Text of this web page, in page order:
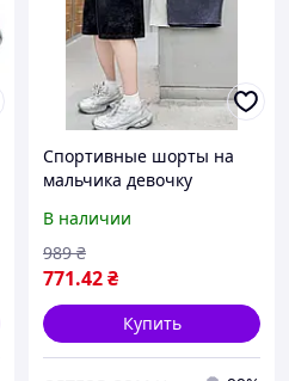
Спортивные шорты на
мальчика девочку
В наличии
771.42₴
989 ₴
Купить